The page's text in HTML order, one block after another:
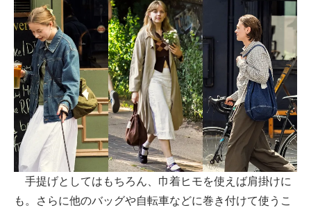
手提げとしてはもちろん、巾着ヒモを使えば肩掛けに
も。さらに他のバッグや自転車などに巻き付けて使うこ